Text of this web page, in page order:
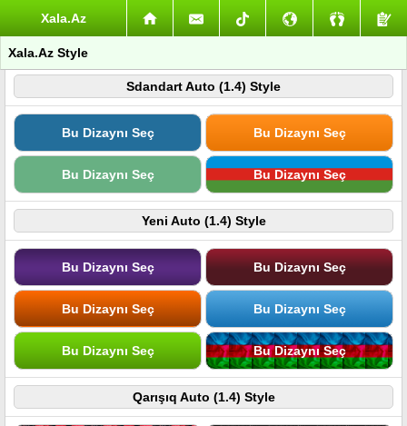
Xala.Az
Xala.Az Style
Sdandart Auto (1.4) Style
Bu Dizaynı Seç Bu Dizaynı Seç
Bu Dizaynı Seç Bu Dizaynı Seç
Yeni Auto (1.4) Style
Bu Dizaynı Seç Bu Dizaynı Seç
Bu Dizaynı Seç Bu Dizaynı Seç
Bu Dizaynı Seç Bu Dizaynı Seç
Qarışıq Auto (1.4) Style